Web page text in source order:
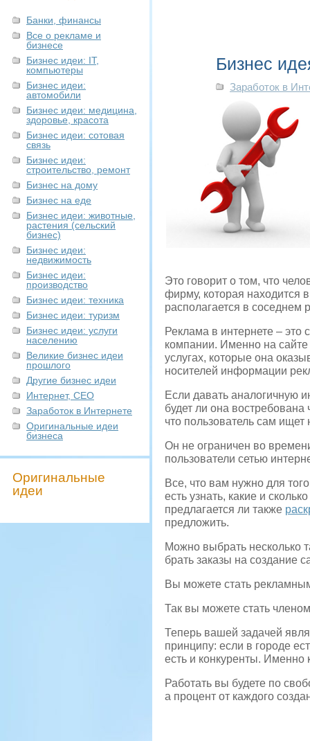
Банки, финансы
Все о рекламе и
бизнесе
Бизнес идеи: IT,
компьютеры
Бизнес идеи:
автомобили
Бизнес идеи: медицина,
здоровье, красота
Бизнес идеи: сотовая
связь
Бизнес идеи:
строительство, ремонт
Бизнес на дому
Бизнес на еде
Бизнес идеи: животные,
растения (сельский
бизнес)
Бизнес идеи:
недвижимость
Бизнес идеи:
производство
Бизнес идеи: техника
Бизнес идеи: туризм
Бизнес идеи: услуги
населению
Великие бизнес идеи
прошлого
Другие бизнес идеи
Интернет, СЕО
Заработок в Интернете
Оригинальные идеи
бизнеса
Оригинальные
идеи
Бизнес
Заработок в
Это говорит о том, что
фирму, которая находится
располагается в соседнем
Реклама в интернете –
компании. Именно на
услугах, которые она
носителей информации
Если давать аналогичную
будет ли она востребована
что пользователь сам
Он не ограничен во
пользователи сетью
Все, что вам нужно для
есть узнать, какие и
предлагается ли также
предложить.
Можно выбрать несколько
брать заказы на создание
Вы можете стать
Так вы можете стать
Теперь вашей задачей
принципу: если в городе
есть и конкуренты. Именно
Работать вы будете по
а процент от каждого